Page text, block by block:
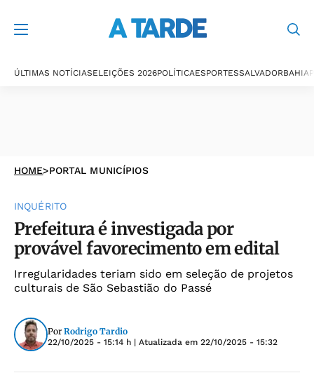
ÚLTIMAS NOTÍCIASELEIÇÕES 2026POLÍTICAESPORTESSALVADORBAHIA
HOME>PORTAL MUNICÍPIOS
INQUÉRITO
Prefeitura é investigada por
provável favorecimento em edital
Irregularidades teriam sido em seleção de projetos
culturais de São Sebastião do Passé
Por Rodrigo Tardio
22/10/2025 - 15:14 h | Atualizada em 22/10/2025 - 15:32